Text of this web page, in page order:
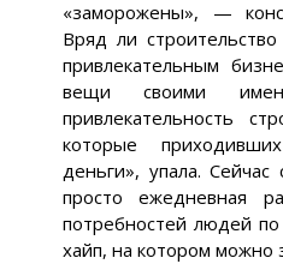
«заморожены», —
Вряд ли
привлекательным
вещи своими
привлекательность
которые
деньги», упала.
просто ежедневная
потребностей людей
хайп, на котором можно